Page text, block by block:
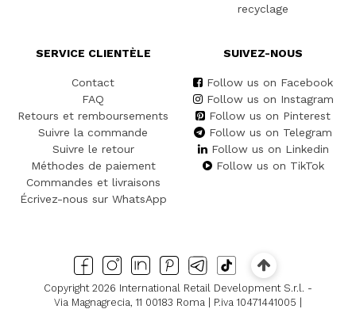
recyclage
SERVICE CLIENTÈLE
Contact
FAQ
Retours et remboursements
Suivre la commande
Suivre le retour
Méthodes de paiement
Commandes et livraisons
Écrivez-nous sur WhatsApp
SUIVEZ-NOUS
Follow us on Facebook
Follow us on Instagram
Follow us on Pinterest
Follow us on Telegram
Follow us on Linkedin
Follow us on TikTok
Copyright 2026 International Retail Development S.r.l. -
Via Magnagrecia, 11 00183 Roma | P.iva 10471441005 |